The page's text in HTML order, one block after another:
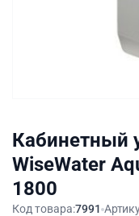
Кабинетный
WiseWater
1800
Код товара:7991